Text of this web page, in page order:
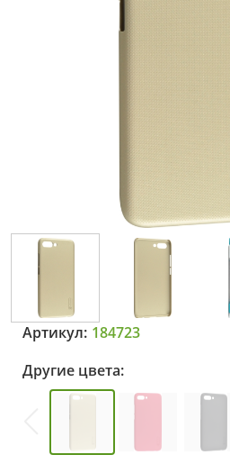
Артикул: 184723
Другие цвета: